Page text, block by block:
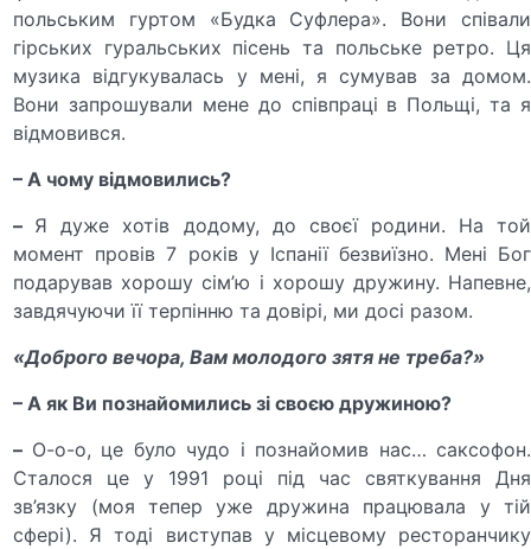
польським гуртом «Будка Суфлера». Вони співали
гірських гуральських пісень та польське ретро. Ця
музика відгукувалась у мені, я сумував за домом.
Вони запрошували мене до співпраці в Польщі, та я
відмовився.
– А чому відмовились?
– Я дуже хотів додому, до своєї родини. На той
момент провів 7 років у Іспанії безвиїзно. Мені Бог
подарував хорошу сім’ю і хорошу дружину. Напевне,
завдячуючи її терпінню та довірі, ми досі разом.
«Доброго вечора, Вам молодого зятя не треба?»
– А як Ви познайомились зі своєю дружиною?
– О-о-о, це було чудо і познайомив нас… саксофон.
Сталося це у 1991 році під час святкування Дня
зв’язку (моя тепер уже дружина працювала у тій
сфері). Я тоді виступав у місцевому ресторанчику